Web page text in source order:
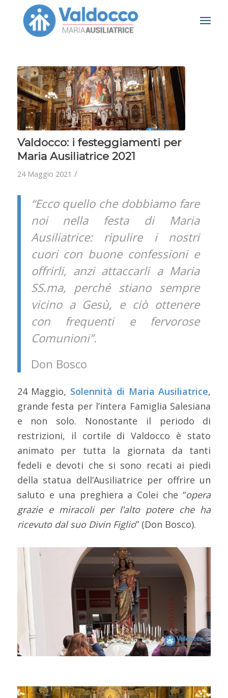
Valdocco: i festeggiamenti per
Maria Ausiliatrice 2021
24 Maggio 2021 /
“Ecco quello che dobbiamo fare
noi nella festa di Maria
Ausiliatrice: ripulire i nostri
cuori con buone confessioni e
offrirli, anzi attaccarli a Maria
SS.ma, perché stiano sempre
vicino a Gesù, e ciò ottenere
con frequenti e fervorose
Comunioni”.
Don Bosco
24 Maggio, Solennità di Maria Ausiliatrice,
grande festa per l’intera Famiglia Salesiana
e non solo. Nonostante il periodo di
restrizioni, il cortile di Valdocco è stato
animato per tutta la giornata da tanti
fedeli e devoti che si sono recati ai piedi
della statua dell’Ausiliatrice per offrire un
saluto e una preghiera a Colei che “opera
grazie e miracoli per l’alto potere che ha
ricevuto dal suo Divin Figlio” (Don Bosco).